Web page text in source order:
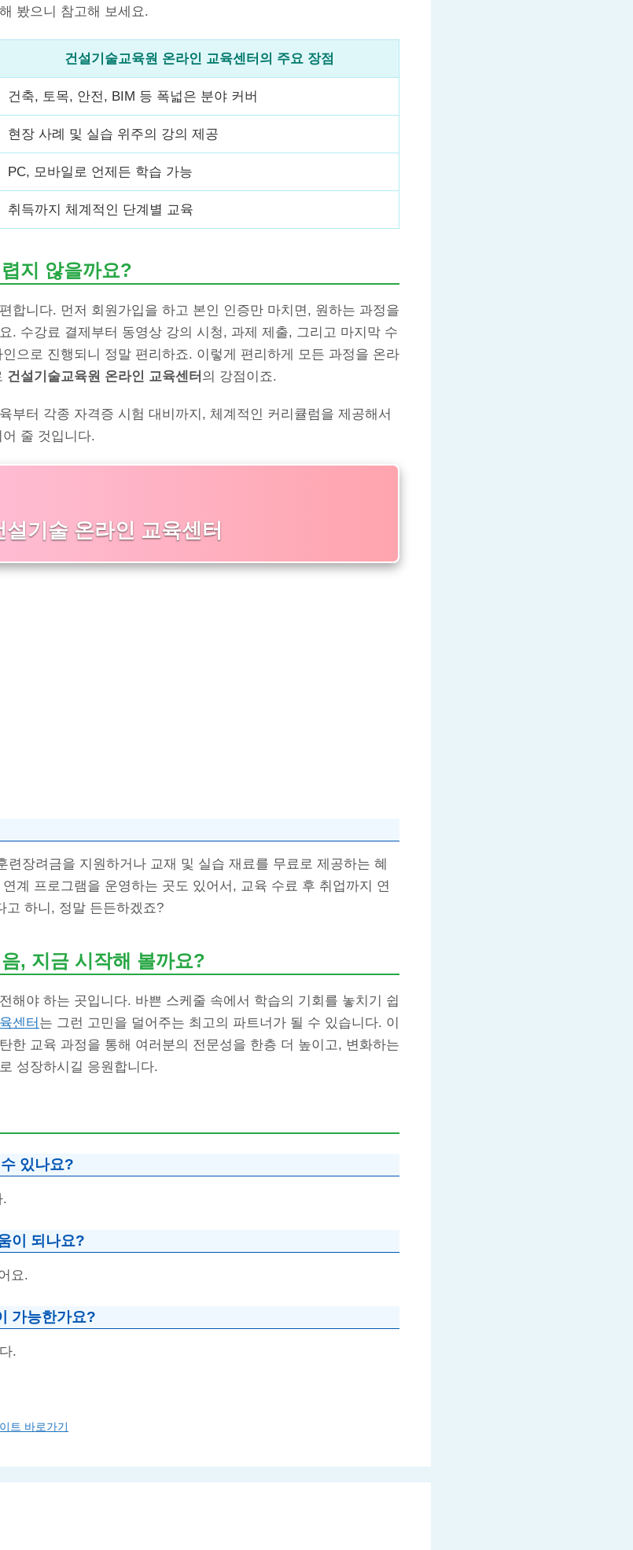
봤으니 참고해 보세요.
건설기술교육원 온라인 교육센터의 주요 장점
건축, 토목, 안전, BIM 등 폭넓은 분야 커버
현장 사례 및 실습 위주의 강의 제공
PC, 모바일로 언제든 학습 가능
취득까지 체계적인 단계별 교육
지 않을까요?
합니다. 먼저 회원가입을 하고 본인 인증만 마치면, 원하는 과정을
. 수강료 결제부터 동영상 강의 시청, 과제 제출, 그리고 마지막 수
으로 진행되니 정말 편리하죠. 이렇게 편리하게 모든 과정을 온라
건설기술교육원 온라인 교육센터 의 강점이죠.
부터 각종 자격증 시험 대비까지, 체계적인 커리큘럼을 제공해서
줄 것입니다.
설기술 온라인 교육센터
련장려금을 지원하거나 교재 및 실습 재료를 무료로 제공하는 혜
계 프로그램을 운영하는 곳도 있어서, 교육 수료 후 취업까지 연
고 하니, 정말 든든하겠죠?
, 지금 시작해 볼까요?
해야 하는 곳입니다. 바쁜 스케줄 속에서 학습의 기회를 놓치기 쉽
센터 는 그런 고민을 덜어주는 최고의 파트너가 될 수 있습니다. 이
한 교육 과정을 통해 여러분의 전문성을 한층 더 높이고, 변화하는
성장하시길 응원합니다.
있나요?
.
이 되나요?
요.
가능한가요?
.
트 바로가기